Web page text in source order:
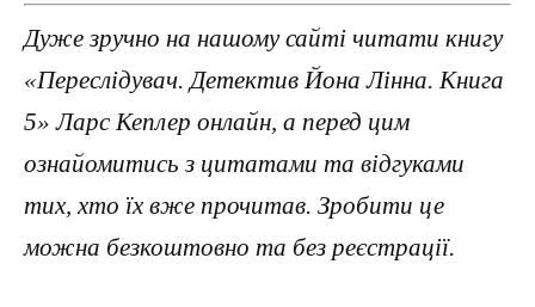
Дуже зручно на нашому сайті читати книгу
«Переслідувач. Детектив Йона Лінна. Книга
5» Ларс Кеплер онлайн, а перед цим
ознайомитись з цитатами та відгуками
тих, хто їх вже прочитав. Зробити це
можна безкоштовно та без реєстрації.